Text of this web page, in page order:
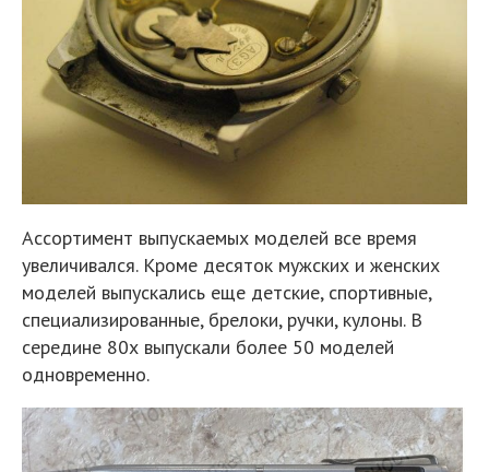
Ассортимент выпускаемых моделей все время
увеличивался. Кроме десяток мужских и женских
моделей выпускались еще детские, спортивные,
специализированные, брелоки, ручки, кулоны. В
середине 80х выпускали более 50 моделей
одновременно.